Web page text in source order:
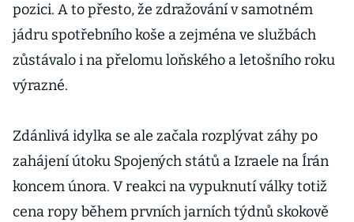
pozici. A to přesto, že zdražování v samotném
jádru spotřebního koše a zejména ve službách
zůstávalo i na přelomu loňského a letošního roku
výrazné.
Zdánlivá idylka se ale začala rozplývat záhy po
zahájení útoku Spojených států a Izraele na Írán
koncem února. V reakci na vypuknutí války totiž
cena ropy během prvních jarních týdnů skokově